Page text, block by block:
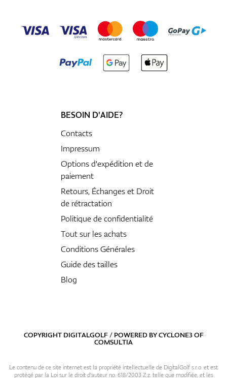
BESOIN D'AIDE?
Contacts
Impressum
Options d'expédition et de
paiement
Retours, Échanges et Droit
de rétractation
Politique de confidentialité
Tout sur les achats
Conditions Générales
Guide des tailles
Blog
COPYRIGHT DIGITALGOLF / POWERED BYCYCLONE3OF
COMSULTIA
Le contenu de ce site internet est la propriété intellectuelle de DigitalGolf s.r.o. et est
protégé par la Loi sur le droit d'auteur no. 618/2003 Z.z. telle que modifiée, et les